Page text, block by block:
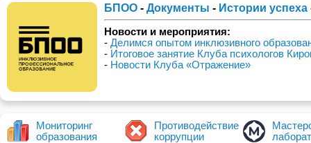
БПОО - Документы - Истории успеха
Новости и мероприятия:
- Делимся опытом инклюзивного
- Итоговое занятие Клуба психологов
- Новости Клуба «Отражение»
Мониторинг
образования
Противодействие
коррупции